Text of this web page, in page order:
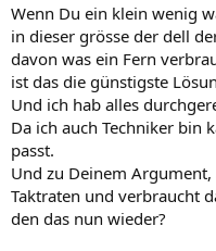
Wenn Du ein klein wenig
in dieser grösse der dell
davon was ein Fern
ist das die günstigste
Und ich hab alles
Da ich auch Techniker bin
passt.
Und zu Deinem
Taktraten und verbraucht
den das nun wieder?